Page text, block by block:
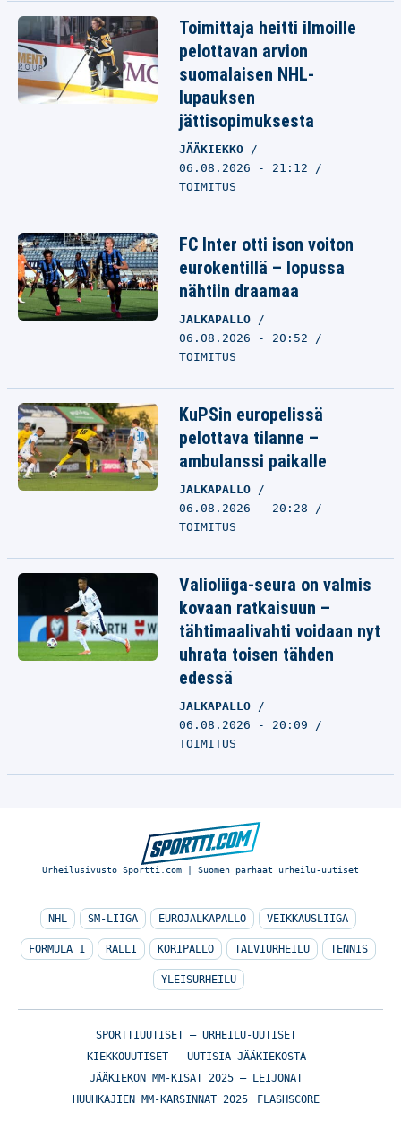
Toimittaja heitti ilmoille
pelottavan arvion
suomalaisen NHL-
lupauksen
jättisopimuksesta
JÄÄKIEKKO
06.08.2026 - 21:12
TOIMITUS
FC Inter otti ison voiton
eurokentillä – lopussa
nähtiin draamaa
JALKAPALLO
06.08.2026 - 20:52
TOIMITUS
KuPSin europelissä
pelottava tilanne –
ambulanssi paikalle
JALKAPALLO
06.08.2026 - 20:28
TOIMITUS
Valioliiga-seura on valmis
kovaan ratkaisuun –
tähtimaalivahti voidaan nyt
uhrata toisen tähden
edessä
JALKAPALLO
06.08.2026 - 20:09
TOIMITUS
Urheilusivusto Sportti.com | Suomen parhaat urheilu-uutiset
NHL SM-LIIGA EUROJALKAPALLO VEIKKAUSLIIGA
FORMULA 1 RALLI KORIPALLO TALVIURHEILU TENNIS
YLEISURHEILU
SPORTTIUUTISET – URHEILU-UUTISET
KIEKKOUUTISET – UUTISIA JÄÄKIEKOSTA
JÄÄKIEKON MM-KISAT 2025 – LEIJONAT
HUUHKAJIEN MM-KARSINNAT 2025
FLASHSCORE